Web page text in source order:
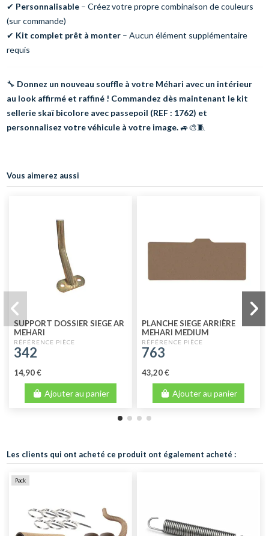
✔ Personnalisable– Créez votre propre combinaison de couleurs
(sur commande)
✔ Kit complet prêt à monter– Aucun élément supplémentaire
requis
🔧 Donnez un nouveau souffle à votre Méhari avec un intérieur
au look affirmé et raffiné ! Commandez dès maintenant le kit
sellerie skaï bicolore avec passepoil (REF : 1762) et
personnalisez votre véhicule à votre image.🚙🎨🧵
Vous aimerez aussi
SUPPORT DOSSIER SIEGE AR
MEHARI
342
14,90 €
Ajouter au panier
PLANCHE SIEGE ARRIÈRE
MEHARI MEDIUM
763
43,20 €
Ajouter au panier
Les clients qui ont acheté ce produit ont également acheté :
Pack